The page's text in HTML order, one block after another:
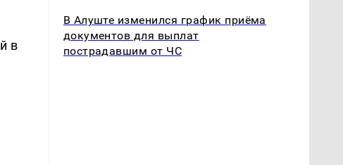
в
В Алуште изменился график приёма
документов для выплат
пострадавшим от ЧС